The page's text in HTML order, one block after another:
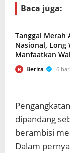
Baca juga:
Tanggal Merah
Nasional, Long
Manfaatkan
B Berita 6 hari
dipandang
berambisi
Dalam